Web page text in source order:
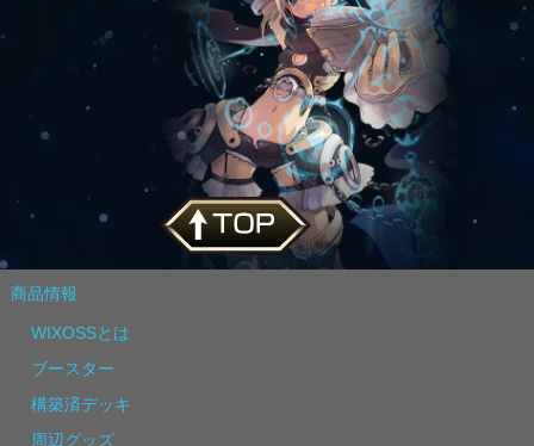
商品情報
WIXOSSとは
ブースター
構築済デッキ
周辺グッズ